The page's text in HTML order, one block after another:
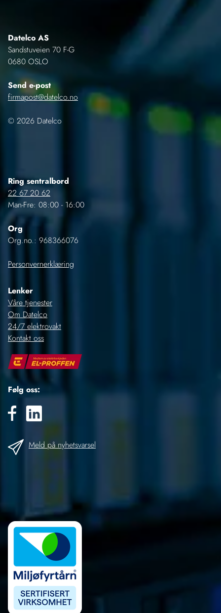
Datelco AS
Sandstuveien 70 F-G
0680 OSLO
Send e-post
firmapost@datelco.no
© 2026 Datelco
Ring sentralbord
22 67 20 62
Man-Fre: 08:00 - 16:00
Org
Org.no.: 968366076
Personvernerklæring
Lenker
Våre tjenester
Om Datelco
24/7 elektrovakt
Kontakt oss
Følg oss:
Meld på nyhetsvarsel